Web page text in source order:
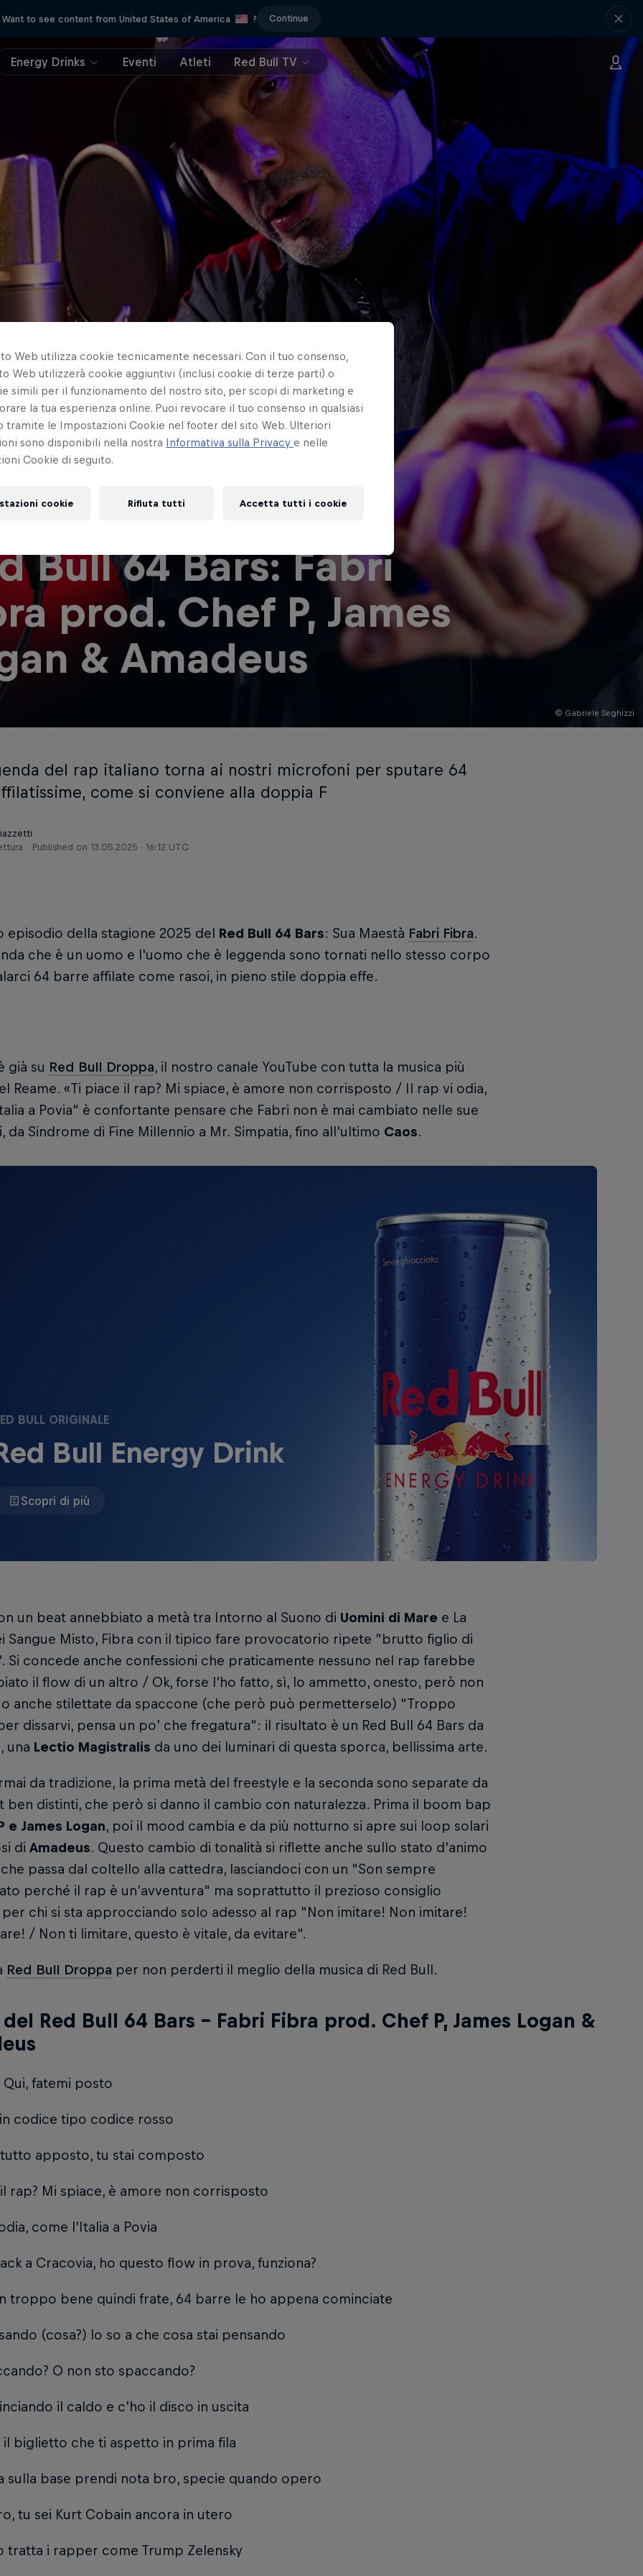
Want to see content from United States of America ? Continue
Energy Drinks Eventi Atleti Red Bull TV
© Gabriele Seghizzi
Bull 64 Bars: Fabri
prod. Chef P, James
& Amadeus
del rap italiano torna ai nostri microfoni per sputare 64
come si conviene alla doppia F
Published on 13.05.2025 · 16:12 UTC
episodio della stagione 2025 del Red Bull 64 Bars: Sua Maestà Fabri Fibra.
che è un uomo e l'uomo che è leggenda sono tornati nello stesso corpo
64 barre affilate come rasoi, in pieno stile doppia effe.
già su Red Bull Droppa, il nostro canale YouTube con tutta la musica più
Reame. «Ti piace il rap? Mi spiace, è amore non corrisposto / Il rap vi odia,
a Povia" è confortante pensare che Fabri non è mai cambiato nelle sue
da Sindrome di Fine Millennio a Mr. Simpatia, fino all'ultimo Caos.
BULL ORIGINALE
Bull Energy Drink
Scopri di più
un beat annebbiato a metà tra Intorno al Suono di Uomini di Mare e La
Sangue Misto, Fibra con il tipico fare provocatorio ripete "brutto figlio di
Si concede anche confessioni che praticamente nessuno nel rap farebbe
il flow di un altro / Ok, forse l’ho fatto, sì, lo ammetto, onesto, però non
anche stilettate da spaccone (che però può permetterselo) "Troppo
dissarvi, pensa un po’ che fregatura": il risultato è un Red Bull 64 Bars da
una Lectio Magistralis da uno dei luminari di questa sporca, bellissima arte.
da tradizione, la prima metà del freestyle e la seconda sono separate da
ben distinti, che però si danno il cambio con naturalezza. Prima il boom bap
e James Logan, poi il mood cambia e da più notturno si apre sui loop solari
di Amadeus. Questo cambio di tonalità si riflette anche sullo stato d'animo
passa dal coltello alla cattedra, lasciandoci con un "Son sempre
perché il rap è un’avventura" ma soprattutto il prezioso consiglio
chi si sta approcciando solo adesso al rap "Non imitare! Non imitare!
/ Non ti limitare, questo è vitale, da evitare".
Red Bull Droppa per non perderti il meglio della musica di Red Bull.
Red Bull 64 Bars - Fabri Fibra prod. Chef P, James Logan &
fatemi posto
codice tipo codice rosso
apposto, tu stai composto
rap? Mi spiace, è amore non corrisposto
come l’Italia a Povia
a Cracovia, ho questo flow in prova, funziona?
troppo bene quindi frate, 64 barre le ho appena cominciate
(cosa?) lo so a che cosa stai pensando
O non sto spaccando?
il caldo e c’ho il disco in uscita
biglietto che ti aspetto in prima fila
sulla base prendi nota bro, specie quando opero
tu sei Kurt Cobain ancora in utero
tratta i rapper come Trump Zelensky
Web utilizza cookie tecnicamente necessari. Con il tuo consenso,
Web utilizzerà cookie aggiuntivi (inclusi cookie di terze parti) o
simili per il funzionamento del nostro sito, per scopi di marketing e
la tua esperienza online. Puoi revocare il tuo consenso in qualsiasi
tramite le Impostazioni Cookie nel footer del sito Web. Ulteriori
sono disponibili nella nostra Informativa sulla Privacy e nelle
Cookie di seguito.
cookie Rifiuta tutti Accetta tutti i cookie